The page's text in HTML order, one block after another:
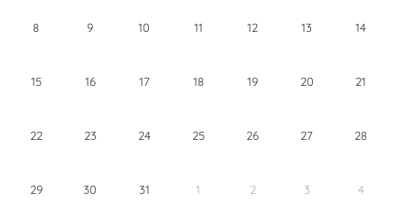
8 9 10 11 12 13 14
15 16 17 18 19 20 21
22 23 24 25 26 27 28
29 30 31 1 2 3 4